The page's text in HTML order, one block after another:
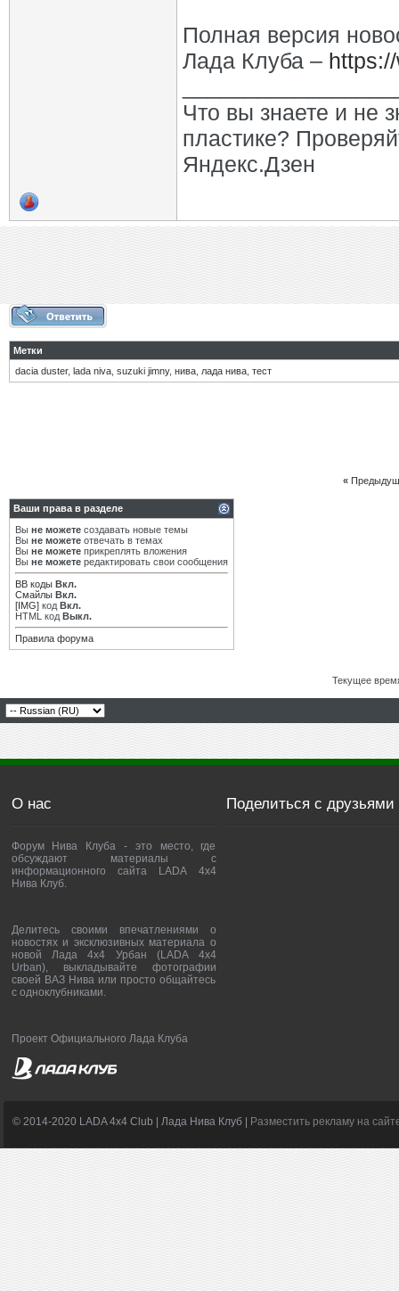
Полная версия
Лада Клуба –
Что вы знаете и не
пластике?
Яндекс.Дзен
Метки
dacia duster, lada niva suzuki jimny, нива лада нива тест
«
Ваши права в разделе
Вы не можете создавать новые темы
Вы не можете отвечать в темах
Вы не можете прикреплять вложения
Вы не можете редактировать свои сообщения
BB коды Вкл.
Смайлы Вкл.
[IMG] код Вкл.
HTML код Выкл.
Правила форума
Текущее
О нас
Форум Нива Клуба - это место, где
обсуждают материалы с
информационного сайта LADA 4x4
Нива Клуб.
Делитесь своими впечатлениями о
новостях и эксклюзивных материала о
новой Лада 4х4 Урбан (LADA 4x4
Urban), выкладывайте фотографии
своей ВАЗ Нива или просто общайтесь
с одноклубниками.
Проект Официального Лада Клуба
Поделиться с друзьями
© 2014-2020 LADA 4x4 Club | Лада Нива Клуб | Разместить рекламу на